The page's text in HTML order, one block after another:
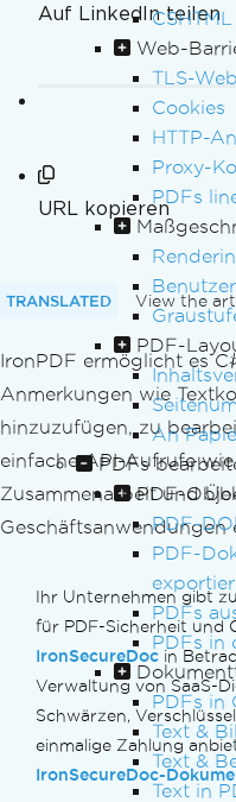
Web-
TLS-
Cookies
HTTP-
Proxy-
PDFs
PDF-
An
PDFs
PDF-
PDF-
PDF-
PDFs
PDFs in
PDFs in
Text &
Text &
Text in
Auf LinkedIn teilen
URL kopieren
TRANSLATED View the
IronPDF ermöglicht es
Anmerkungen wie
hinzuzufügen, zu
einfache API-Aufrufe
Zusammenarbeit und
Geschäftsanwendungen
Ihr Unternehmen gibt
für PDF-Sicherheit und
IronSecureDoc in
Verwaltung von SaaS-
Schwärzen,
einmalige Zahlung
IronSecureDoc-